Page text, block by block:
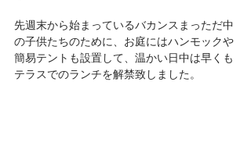
先週末から始まっているバカンスまっただ中
の子供たちのために、お庭にはハンモックや
簡易テントも設置して、温かい日中は早くも
テラスでのランチを解禁致しました。